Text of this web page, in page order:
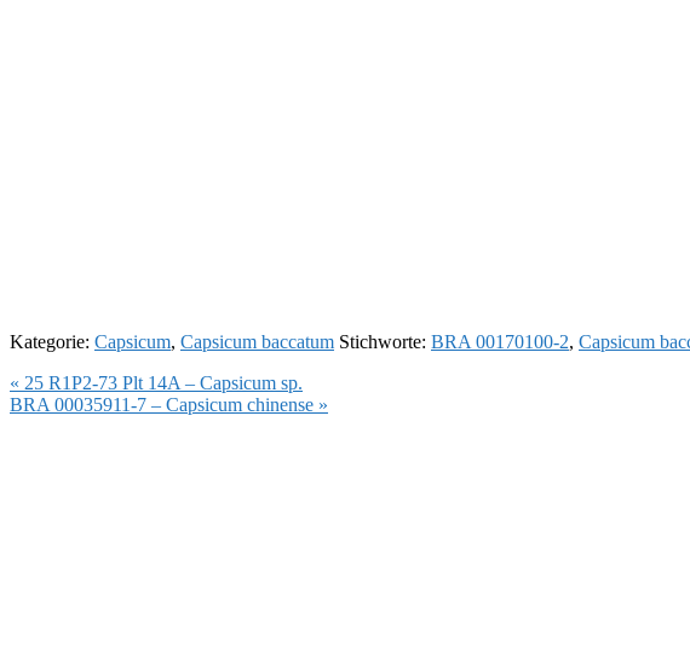
Kategorie: Capsicum, Capsicum baccatum Stichworte: BRA 00170100-2, Capsicum
Vorheriger
Beitrag:
« 25 R1P2-73 Plt 14A – Capsicum sp.
Nächster
BRA 00035911-7 – Capsicum chinense »